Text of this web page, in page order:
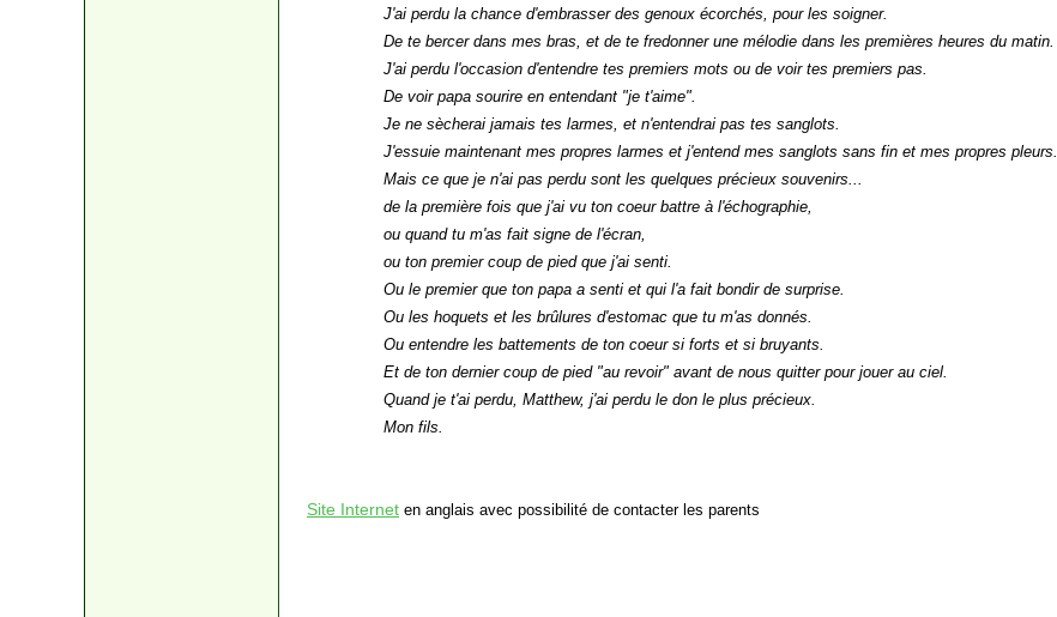
J'ai perdu la chance d'embrasser des genoux écorchés, pour les soigner.
De te bercer dans mes bras, et de te fredonner une mélodie dans les premières heures du matin.
J'ai perdu l'occasion d'entendre tes premiers mots ou de voir tes premiers pas.
De voir papa sourire en entendant "je t'aime".
Je ne sècherai jamais tes larmes, et n'entendrai pas tes sanglots.
J'essuie maintenant mes propres larmes et j'entend mes sanglots sans fin et mes propres pleurs.
Mais ce que je n'ai pas perdu sont les quelques précieux souvenirs...
de la première fois que j'ai vu ton coeur battre à l'échographie,
ou quand tu m'as fait signe de l'écran,
ou ton premier coup de pied que j'ai senti.
Ou le premier que ton papa a senti et qui l'a fait bondir de surprise.
Ou les hoquets et les brûlures d'estomac que tu m'as donnés.
Ou entendre les battements de ton coeur si forts et si bruyants.
Et de ton dernier coup de pied "au revoir" avant de nous quitter pour jouer au ciel.
Quand je t'ai perdu, Matthew, j'ai perdu le don le plus précieux.
Mon fils.
Site Internet en anglais avec possibilité de contacter les parents